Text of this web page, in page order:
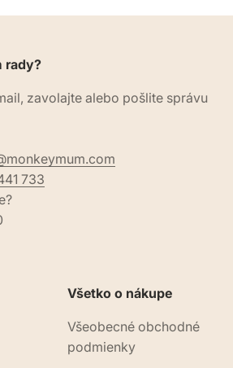
rady?
zavolajte alebo pošlite správu
733
Všetko o nákupe
Všeobecné obchodné
podmienky